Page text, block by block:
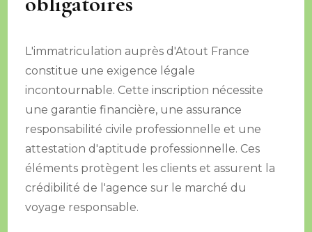
L'immatriculation auprès d'Atout France
constitue une exigence légale
incontournable. Cette inscription nécessite
une garantie financière, une assurance
responsabilité civile professionnelle et une
attestation d'aptitude professionnelle. Ces
éléments protègent les clients et assurent la
crédibilité de l'agence sur le marché du
voyage responsable.